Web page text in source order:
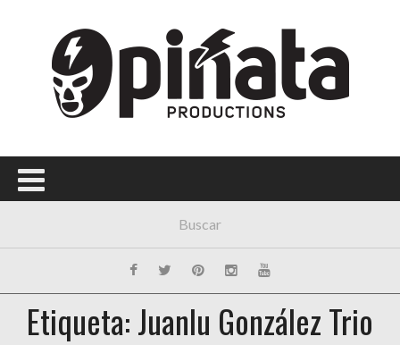
Etiqueta: Juanlu González Trio